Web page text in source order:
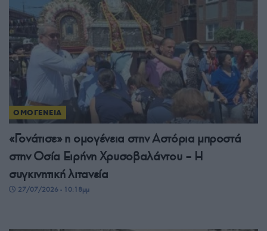
ΟΜΟΓΕΝΕΙΑ
«Γονάτισε» η ομογένεια στην Αστόρια μπροστά
στην Οσία Ειρήνη Χρυσοβαλάντου – Η
συγκινητική λιτανεία
27/07/2026 - 10:18μμ